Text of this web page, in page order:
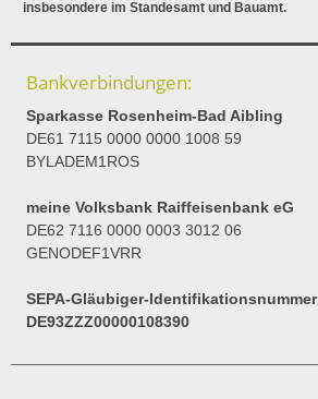
insbesondere im Standesamt und Bauamt.
Bankverbindungen:
Sparkasse Rosenheim-Bad Aibling
DE61 7115 0000 0000 1008 59
BYLADEM1ROS
meine Volksbank Raiffeisenbank eG
DE62 7116 0000 0003 3012 06
GENODEF1VRR
SEPA-Gläubiger-Identifikationsnummer
DE93ZZZ00000108390